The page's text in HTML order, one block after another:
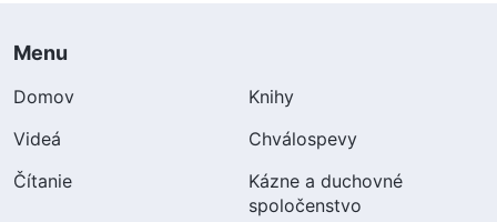
Menu
Domov
Knihy
Videá
Chválospevy
Čítanie
Kázne a duchovné
spoločenstvo